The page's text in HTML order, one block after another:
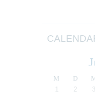
M D
1
2 3